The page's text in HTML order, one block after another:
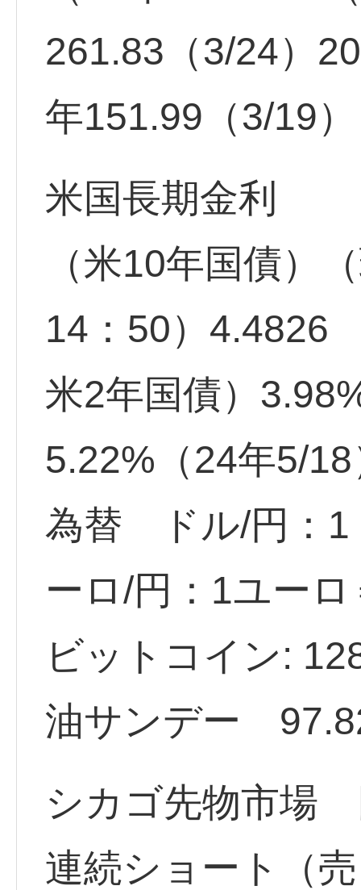
261.83（3/24）
年151.99（3/19
米国長期金利
（米10年国債
14：50）
米2年国債）
5.22%（24年5/18
為替 ドル/円：
ーロ/円：1ユー
ビットコイン:
油サンデー
シカゴ先物市
連続ショート（